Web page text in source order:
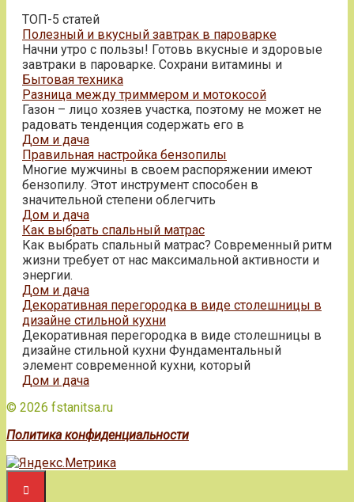
ТОП-5 статей
Полезный и вкусный завтрак в пароварке
Начни утро с пользы! Готовь вкусные и здоровые
завтраки в пароварке. Сохрани витамины и
Бытовая техника
Разница между триммером и мотокосой
Газон – лицо хозяев участка, поэтому не может не
радовать тенденция содержать его в
Дом и дача
Правильная настройка бензопилы
Многие мужчины в своем распоряжении имеют
бензопилу. Этот инструмент способен в
значительной степени облегчить
Дом и дача
Как выбрать спальный матрас
Как выбрать спальный матрас? Современный ритм
жизни требует от нас максимальной активности и
энергии.
Дом и дача
Декоративная перегородка в виде столешницы в
дизайне стильной кухни
Декоративная перегородка в виде столешницы в
дизайне стильной кухни Фундаментальный
элемент современной кухни, который
Дом и дача
© 2026 fstanitsa.ru
Политика конфиденциальности